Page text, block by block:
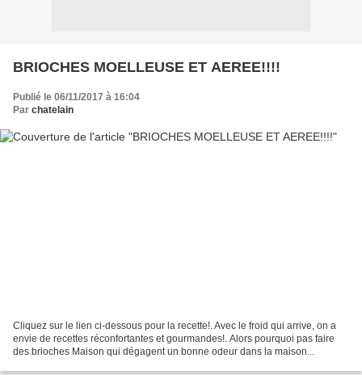
BRIOCHES MOELLEUSE ET AEREE!!!!
Publié le 06/11/2017 à 16:04
Par chatelain
Cliquez sur le lien ci-dessous pour la recette!. Avec le froid qui arrive, on a
envie de recettes réconfortantes et gourmandes!. Alors pourquoi pas faire
des brioches Maison qui dégagent un bonne odeur dans la maison...